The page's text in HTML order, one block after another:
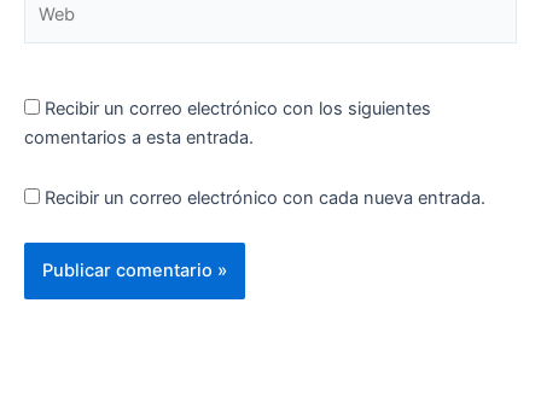
Recibir un correo electrónico con los siguientes
comentarios a esta entrada.
Recibir un correo electrónico con cada nueva entrada.